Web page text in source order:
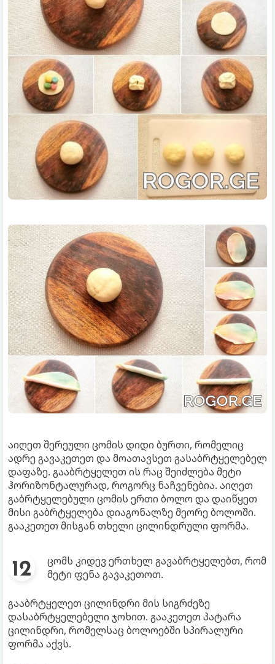
აიღეთ შერეული ცომის დიდი ბურთი, რომელიც
ადრე გავაკეთეთ და მოათავსეთ გასაბრტყელებელ
დაფაზე. გააბრტყელეთ ის რაც შეიძლება მეტი
ჰორიზონტალურად, როგორც ნაჩვენებია. აიღეთ
გაბრტყელებული ცომის ერთი ბოლო და დაიწყეთ
მისი გაბრტყელება დიაგონალზე მეორე ბოლოში.
გააკეთეთ მისგან თხელი ცილინდრული ფორმა.
ცომს კიდევ ერთხელ გავაბრტყელებთ, რომ
მეტი ფენა გავაკეთოთ.
გააბრტყელეთ ცილინდრი მის სიგრძეზე
დასაბრტყელებელი ჯოხით. გააკეთეთ პატარა
ცილინდრი, რომელსაც ბოლოებში სპირალური
ფორმა აქვს.